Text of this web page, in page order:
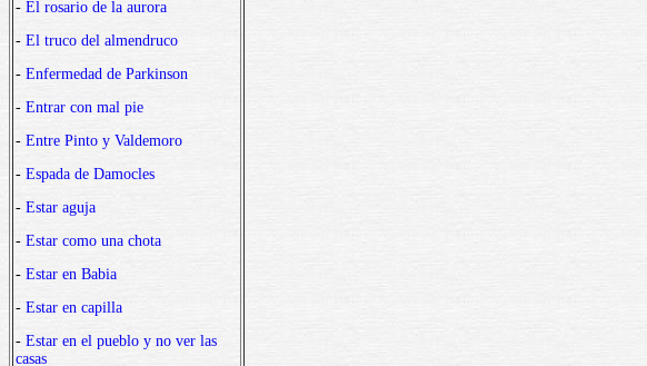
- El rosario de la aurora
- El truco del almendruco
- Enfermedad de Parkinson
- Entrar con mal pie
- Entre Pinto y Valdemoro
- Espada de Damocles
- Estar aguja
- Estar como una chota
- Estar en Babia
- Estar en capilla
- Estar en el pueblo y no ver las
casas